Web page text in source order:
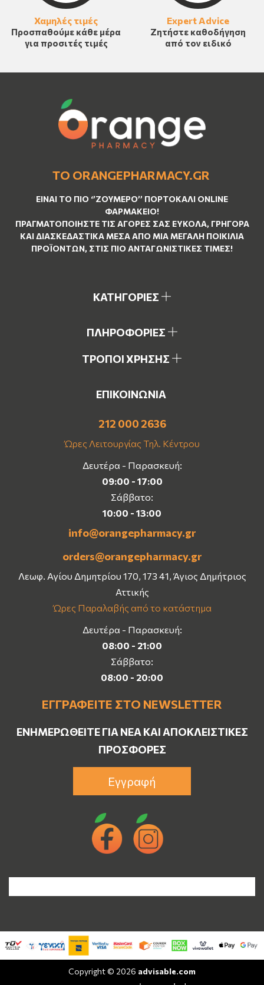
Χαμηλές τιμές
Προσπαθούμε κάθε μέρα
για προσιτές τιμές
Expert Advice
Ζητήστε καθοδήγηση
από τον ειδικό
ΤΟ ORANGEPHARMACY.GR
ΕΊΝΑΙ ΤO ΠΙΟ ‘’ΖΟΥΜΕΡΌ’’ ΠΟΡΤΟΚΑΛΊ ΟNLINE
ΦΑΡΜΑΚΕΊΟ!
ΠΡΑΓΜΑΤΟΠΟΙΉΣΤΕ ΤΙΣ ΑΓΟΡΈΣ ΣΑΣ ΕΎΚΟΛΑ, ΓΡΉΓΟΡΑ
ΚΑΙ ΔΙΑΣΚΕΔΑΣΤΙΚΆ ΜΈΣΑ ΑΠΌ ΜΙΑ ΜΕΓΆΛΗ ΠΟΙΚΙΛΊΑ
ΠΡΟΪΌΝΤΩΝ, ΣΤΙΣ ΠΙΟ ΑΝΤΑΓΩΝΙΣΤΙΚΈΣ ΤΙΜΈΣ!
ΚΑΤΗΓΟΡΙΕΣ
ΠΛΗΡΟΦΟΡΙΕΣ
ΤΡΟΠΟΙ ΧΡΗΣΗΣ
ΕΠΙΚΟΙΝΩΝΙΑ
212 000 2636
Ώρες Λειτουργίας Τηλ. Κέντρου
Δευτέρα - Παρασκευή:
09:00 - 17:00
Σάββατο:
10:00 - 13:00
info@orangepharmacy.gr
orders@orangepharmacy.gr
Λεωφ. Αγίου Δημητρίου 170, 173 41, Άγιος Δημήτριος
Αττικής
Ώρες Παραλαβής από το κατάστημα
Δευτέρα - Παρασκευή:
08:00 - 21:00
Σάββατο:
08:00 - 20:00
ΕΓΓΡΑΦΕΊΤΕ ΣΤΟ NEWSLETTER
ΕΝΗΜΕΡΩΘΕΊΤΕ ΓΙΑ ΝΈΑ ΚΑΙ ΑΠΟΚΛΕΙΣΤΙΚΈΣ
ΠΡΟΣΦΟΡΈΣ
Εγγραφή
Copyright © 2026 advisable.com